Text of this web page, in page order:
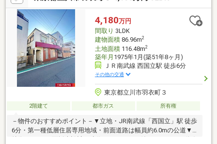
歩3分▼国立第六小学校 徒歩12分／国立第二中学校 徒歩22分住宅
ローンや各種控除面など、最長50年ローンまで、お客様に合った
幅広い返済プランをご提案いたします！━━━━━━━━━━
4,180万円
間取り 3LDK
建物面積86.96m2
土地面積116.48m2
築年月 1975年1月(築51年8ヶ月)
ＪＲ南武線 西国立駅 徒歩6分
その他の交通
東京都立川市羽衣町３
2階建て 都市ガス 所有権
－物件のおすすめポイント－▼立地・JR南武線「西国立」駅 徒歩
6分・第一種低層住居専用地域・前面道路は幅員約6.0mの公道▼